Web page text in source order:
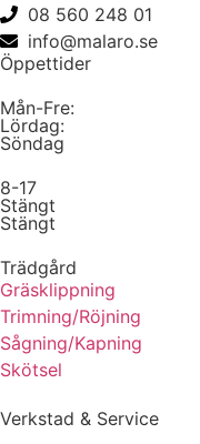
08 560 248 01
info@malaro.se
Öppettider
Mån-Fre:
Lördag:
Söndag
8-17
Stängt
Stängt
Trädgård
Gräsklippning
Trimning/Röjning
Sågning/Kapning
Skötsel
Verkstad & Service